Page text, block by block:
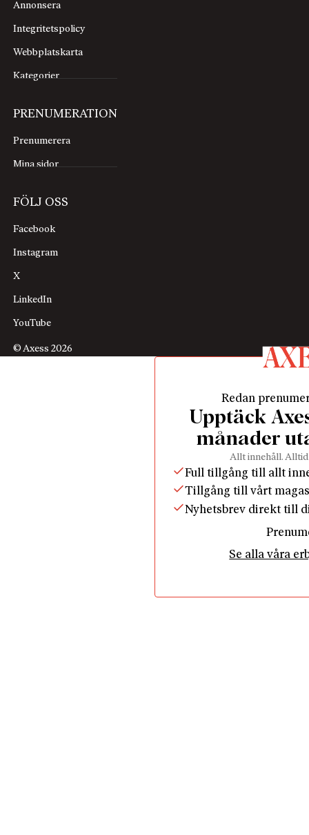
Annonsera
Integritetspolicy
Webbplatskarta
Kategorier
PRENUMERATION
Prenumerera
Mina sidor
FÖLJ OSS
Facebook
Instagram
X
LinkedIn
YouTube
© Axess 2026
Redan
Upptäck
månader
Allt innehåll.
Full tillgång till allt
Tillgång till vårt
Nyhetsbrev direkt till
Se alla våra